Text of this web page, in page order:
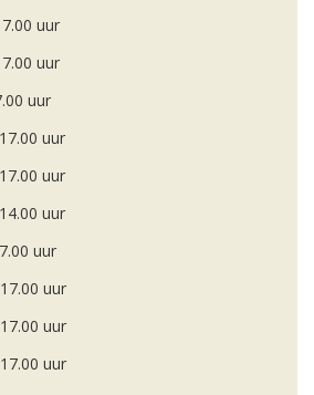
uur
uur
uur
uur
uur
uur
uur
uur
uur
uur